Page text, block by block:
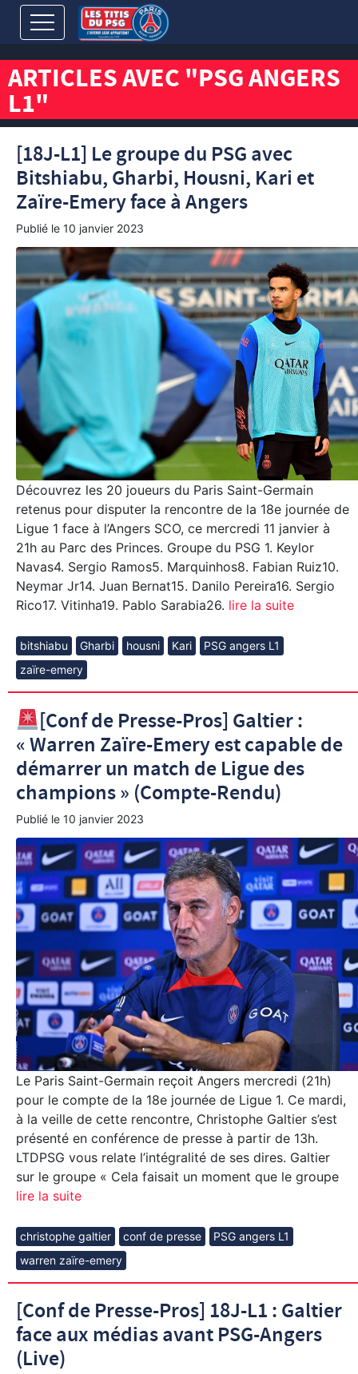
ARTICLES AVEC "PSG ANGERS
L1"
[18J-L1] Le groupe du PSG avec
Bitshiabu, Gharbi, Housni, Kari et
Zaïre-Emery face à Angers
Publié le 10 janvier 2023
Découvrez les 20 joueurs du Paris Saint-Germain
retenus pour disputer la rencontre de la 18e journée de
Ligue 1 face à l’Angers SCO, ce mercredi 11 janvier à
21h au Parc des Princes. Groupe du PSG 1. Keylor
Navas4. Sergio Ramos5. Marquinhos8. Fabian Ruiz10.
Neymar Jr14. Juan Bernat15. Danilo Pereira16. Sergio
Rico17. Vitinha19. Pablo Sarabia26. lire la suite
bitshiabu Gharbi housni Kari
PSG angers L1
zaïre-emery
[Conf de Presse-Pros] Galtier :
« Warren Zaïre-Emery est capable de
démarrer un match de Ligue des
champions » (Compte-Rendu)
Publié le 10 janvier 2023
Le Paris Saint-Germain reçoit Angers mercredi (21h)
pour le compte de la 18e journée de Ligue 1. Ce mardi,
à la veille de cette rencontre, Christophe Galtier s’est
présenté en conférence de presse à partir de 13h.
LTDPSG vous relate l’intégralité de ses dires. Galtier
sur le groupe « Cela faisait un moment que le groupe
lire la suite
christophe galtier conf de presse
PSG angers L1
warren zaïre-emery
[Conf de Presse-Pros] 18J-L1 : Galtier
face aux médias avant PSG-Angers
(Live)